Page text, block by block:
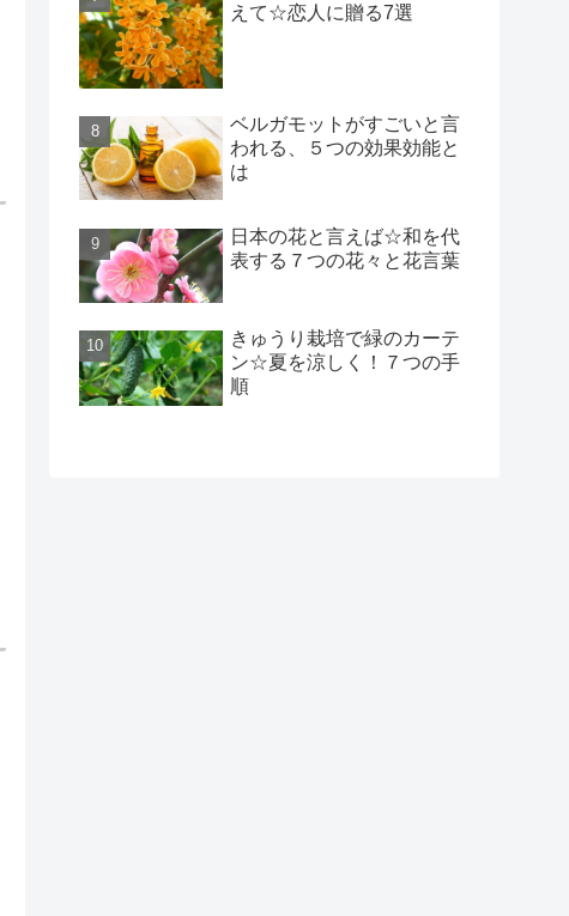
えて☆恋人に贈る7選
ベルガモットがすごいと言
われる、５つの効果効能と
は
日本の花と言えば☆和を代
表する７つの花々と花言葉
きゅうり栽培で緑のカーテ
ン☆夏を涼しく！７つの手
順